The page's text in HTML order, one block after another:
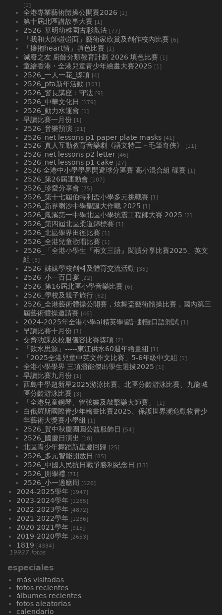
[1]
全港專業藝術體操公開賽2026 [1]
第十屆北區講故事大賽 [1]
2526_華明幼稚園古彩戲法 [77]
「我和大師碰碰面」藝術家欣賞及創作校內比賽 [6]
「擁抱heart情」填色比賽 [1]
減廢之友 廚餘分類教育計劃 2026 填色比賽 [1]
童繪香港・全港兒童青少年繪畫大賽2025 [1]
2526_一人一花_獎項 [4]
2526_pta新年活動 [101]
2526_警長講座：守法 [9]
2526_中華文化日 [179]
2526_動力水運會 [1]
早讀比賽一月份 [1]
2526_音樂預演 [21]
2526_net lessons p1 paper plate masks [41]
2526_真人互動教育音樂劇《語文特工－毛筆奇俠》 [11]
2526_net lessons p2 letter [46]
2526_net lessons p1 cake [27]
2526 全港中小學學界閃避球分區賽 高小混合組 碟賽 [1]
2526_第26屆運動會 [107]
2526_珍愛分享會 [75]
2526_第十七屆伯特利盃小學多元挑戰賽 [1]
2526_新界喇沙中學聖誕大作戰 2025 [1]
2526_鳳溪第一中學北區小學抗震工程師大賽 2025 [2]
2526_第四屆北區柔道錦標賽 [1]
2526_北區學界田徑比賽 [1]
2526_全港兒童歌唱比賽 [1]
2526_「全港小學生『兩文三語』閱讀分享比賽2025」英文
組 [3]
2526_姊妹學校創科及體育交流活動 [35]
2526_小一百日宴 [22]
2526_第16屆北區小學音樂比賽 [6]
2526_學校及親子旅行 [62]
2526_全港藝術體操公開賽，炫舞盃藝術體操比賽，國內第三
屆藝術體操邀請賽 [46]
2024-2025年全港小學ai精英學習計劃暨口語測試 [1]
早讀比賽十月份 [1]
交齊功課及校服儀容比賽獎項 [2]
「飲水思源」-----東江供水60週年繪畫組 [1]
「2025全港兒童中英文作文比賽」5-6年級中文組 [1]
全港小學學界 三項潛能傑出學生選拔2025 [1]
早讀比賽九月份 [1]
西島中學超新星2025游泳比賽、北區分齡游泳比賽、九龍城
區分齡游泳比賽 [3]
「全港兒童鋼琴、管弦樂及敲擊樂大師賽」 [1]
白俄羅斯國際青少年繪畫比賽2025、⁠保護世界瀕危動物青少
年藝術大獎賽小學組 [1]
2526_賀中秋慶團圓公益服飾日 [54]
2526_國慶日演出 [18]
北區青少年舞蹈新星慶回歸 [25]
2526_多元智能開放日 [85]
2526_中國人民抗日戰爭勝利紀念日 [13]
2526_開學禮 [71]
2526_小一適應周 [126]
2024-2025學年 [1947]
2023-2024學年 [1285]
2022-2023學年 [4872]
2021-2022學年 [1236]
2020-2021學年 [915]
2019-2020學年 [2653]
1819 [4334]
19937 fotos
especiales
más visitadas
fotos recientes
álbumes recientes
fotos aleatorias
calendario